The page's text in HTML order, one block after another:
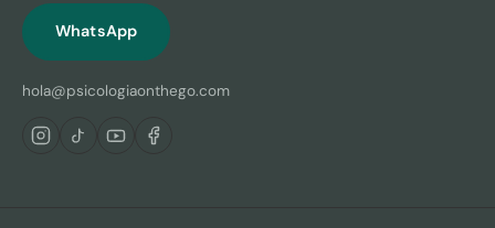
WhatsApp
hola@psicologiaonthego.com